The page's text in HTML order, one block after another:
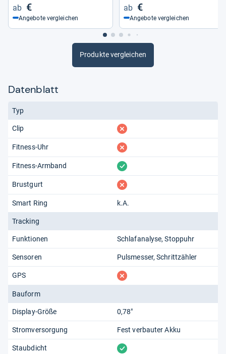
€
Angebote vergleichen
€
Angebote vergleichen
Produkte vergleichen
Datenblatt
Typ
Clip fehlt
Fitness-Uhr fehlt
Fitness-Armband vorhanden
Brustgurt fehlt
Smart Ring k.A.
Tracking
Funktionen Schlafanalyse Stoppuhr
Sensoren Pulsmesser Schrittzähler
GPS fehlt
Bauform
Display-Größe 0,78"
Stromversorgung Fest verbauter Akku
Staubdicht vorhanden